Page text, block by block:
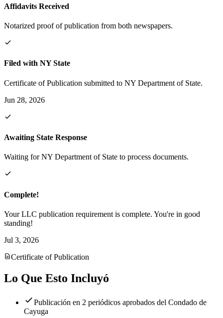
Affidavits Received
Notarized proof of publication from both newspapers.
Filed with NY State
Certificate of Publication submitted to NY Department of State.
Jun 28, 2026
Awaiting State Response
Waiting for NY Department of State to process documents.
Complete!
Your LLC publication requirement is complete. You're in good
standing!
Jul 3, 2026
Certificate of Publication
Lo Que Esto Incluyó
Publicación en 2 periódicos aprobados del Condado de
Cayuga